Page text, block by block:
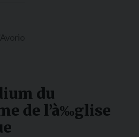
du
de l’à‰glise